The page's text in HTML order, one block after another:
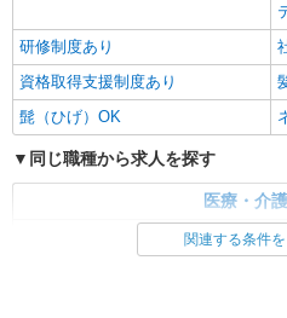
研修制度あり
資格取得支援制度あり
髭（ひげ）OK
同じ職種から求人を探す
医療・介
看護師・保健師・看護助手・助産
関連する条件